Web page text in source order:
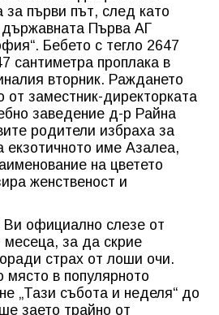
първи път, след като
Първа АГ
Бебето с тегло 2647
сантиметра проплака в
вторник. Раждането
заместник-директорката
заведение д-р Райна
родители избраха за
екзотичното име Азалеа,
на цветето
женственост и
официално слезе от
месеца, за да скрие
страх от лоши очи.
място в популярното
„Тази събота и неделя“ до
заето трайно от